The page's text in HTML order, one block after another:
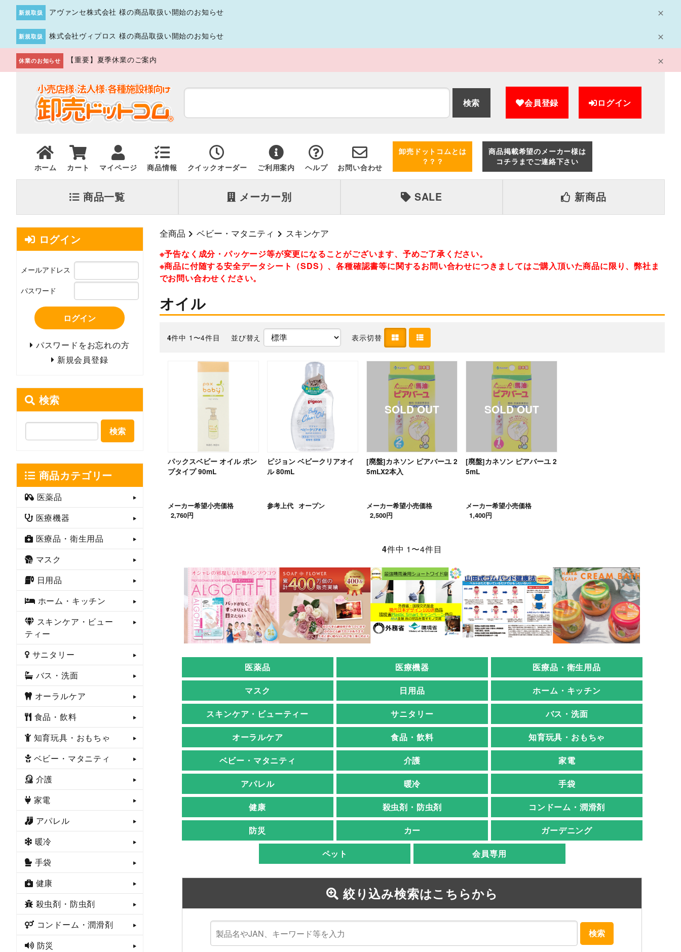
新規取扱 アヴァンセ株式会社 様の商品取扱い開始のお知らせ
新規取扱 株式会社ヴィプロス 様の商品取扱い開始のお知らせ
休業のお知らせ 【重要】夏季休業のご案内
検索 会員登録 ログイン
ホーム カート マイページ 商品情報 クイックオーダー ご利用案内 ヘルプ お問い合わせ
卸売ドットコムとは
？？？
商品掲載希望のメーカー様は
コチラまでご連絡下さい
商品一覧 メーカー別 SALE 新商品
全商品 ベビー・マタニティ スキンケア
※予告なく成分・パッケージ等が変更になることがございます、予めご了承ください。
※商品に付随する安全データシート（SDS）、各種確認書等に関するお問い合わせにつきましてはご購入頂いた商品に限り、弊社ま
でお問い合わせください。
オイル
4件中 1〜4件目 並び替え 表示切替
パックスベビー オイル ポン
プタイプ 90mL
メーカー希望小売価格
2,760円
ピジョン ベビークリアオイ
ル 80mL
参考上代 オープン
[廃盤]カネソン ピアバーユ 2
5mLX2本入
メーカー希望小売価格
2,500円
[廃盤]カネソン ピアバーユ 2
5mL
メーカー希望小売価格
1,400円
4件中 1〜4件目
医薬品 医療機器
医療品・衛生用品
マスク
日用品
ホーム・キッチン
スキンケア・ビューティー
サニタリー
バス・洗面
オーラルケア
食品・飲料
知育玩具・おもちゃ
ベビー・マタニティ
介護
家電
アパレル
暖冷
手袋
健康
殺虫剤・防虫剤
コンドーム・潤滑剤
防災
カー
ガーデニング
ペット
会員専用
絞り込み検索はこちらから
検索
ログイン
メールアドレス
パスワード
ログイン
パスワードをお忘れの方
新規会員登録
検索
検索
商品カテゴリー
医薬品
医療機器
医療品・衛生用品
マスク
日用品
ホーム・キッチン
スキンケア・ビュー
ティー
サニタリー
バス・洗面
オーラルケア
食品・飲料
知育玩具・おもちゃ
ベビー・マタニティ
介護
家電
アパレル
暖冷
手袋
健康
殺虫剤・防虫剤
コンドーム・潤滑剤
防災